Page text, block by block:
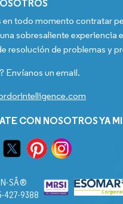
en todo momento contratar
sobresaliente experiencia
resolución de problemas y
Envíanos un email.
CON NOSOTROS YA
SÂ®
427-9388